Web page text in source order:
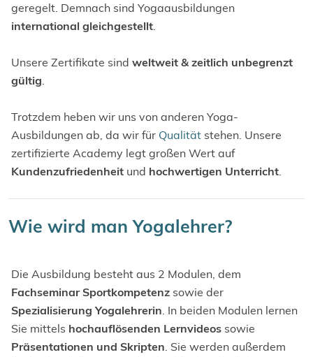
geregelt. Demnach sind Yogaausbildungen
international gleichgestellt.
Unsere Zertifikate sind weltweit & zeitlich unbegrenzt
gültig.
Trotzdem heben wir uns von anderen Yoga-
Ausbildungen ab, da wir für Qualität stehen. Unsere
zertifizierte Academy legt großen Wert auf
Kundenzufriedenheit und hochwertigen Unterricht.
Wie wird man Yogalehrer?
Die Ausbildung besteht aus 2 Modulen, dem
Fachseminar Sportkompetenz sowie der
Spezialisierung Yogalehrerin. In beiden Modulen lernen
Sie mittels hochauflösenden Lernvideos sowie
Präsentationen und Skripten. Sie werden außerdem